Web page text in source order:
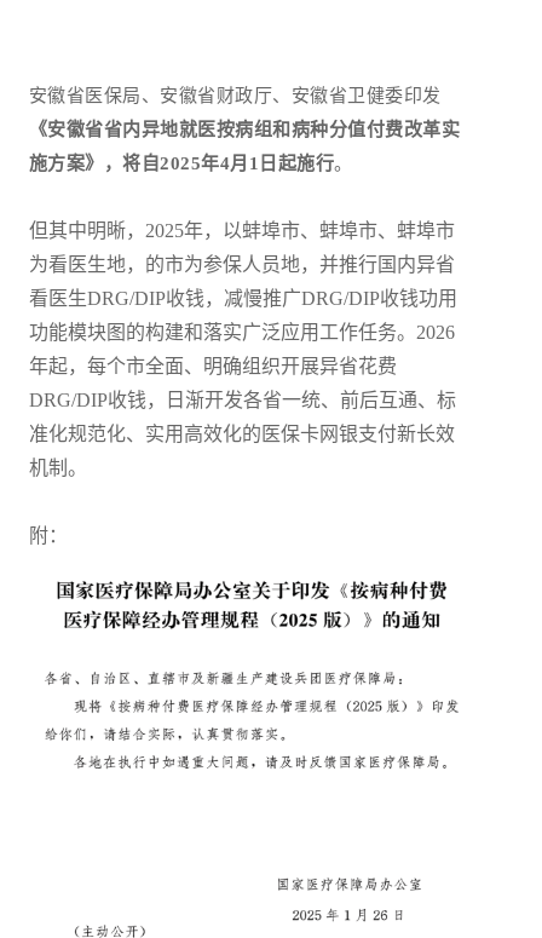
安徽省医保局、安徽省财政厅、安徽省卫健委印发
《安徽省省内异地就医按病组和病种分值付费改革实
施方案》，将自2025年4月1日起施行。
但其中明晰，2025年，以蚌埠市、蚌埠市、蚌埠市
为看医生地，的市为参保人员地，并推行国内异省
看医生DRG/DIP收钱，减慢推广DRG/DIP收钱功用
功能模块图的构建和落实广泛应用工作任务。2026
年起，每个市全面、明确组织开展异省花费
DRG/DIP收钱，日渐开发各省一统、前后互通、标
准化规范化、实用高效化的医保卡网银支付新长效
机制。
附：